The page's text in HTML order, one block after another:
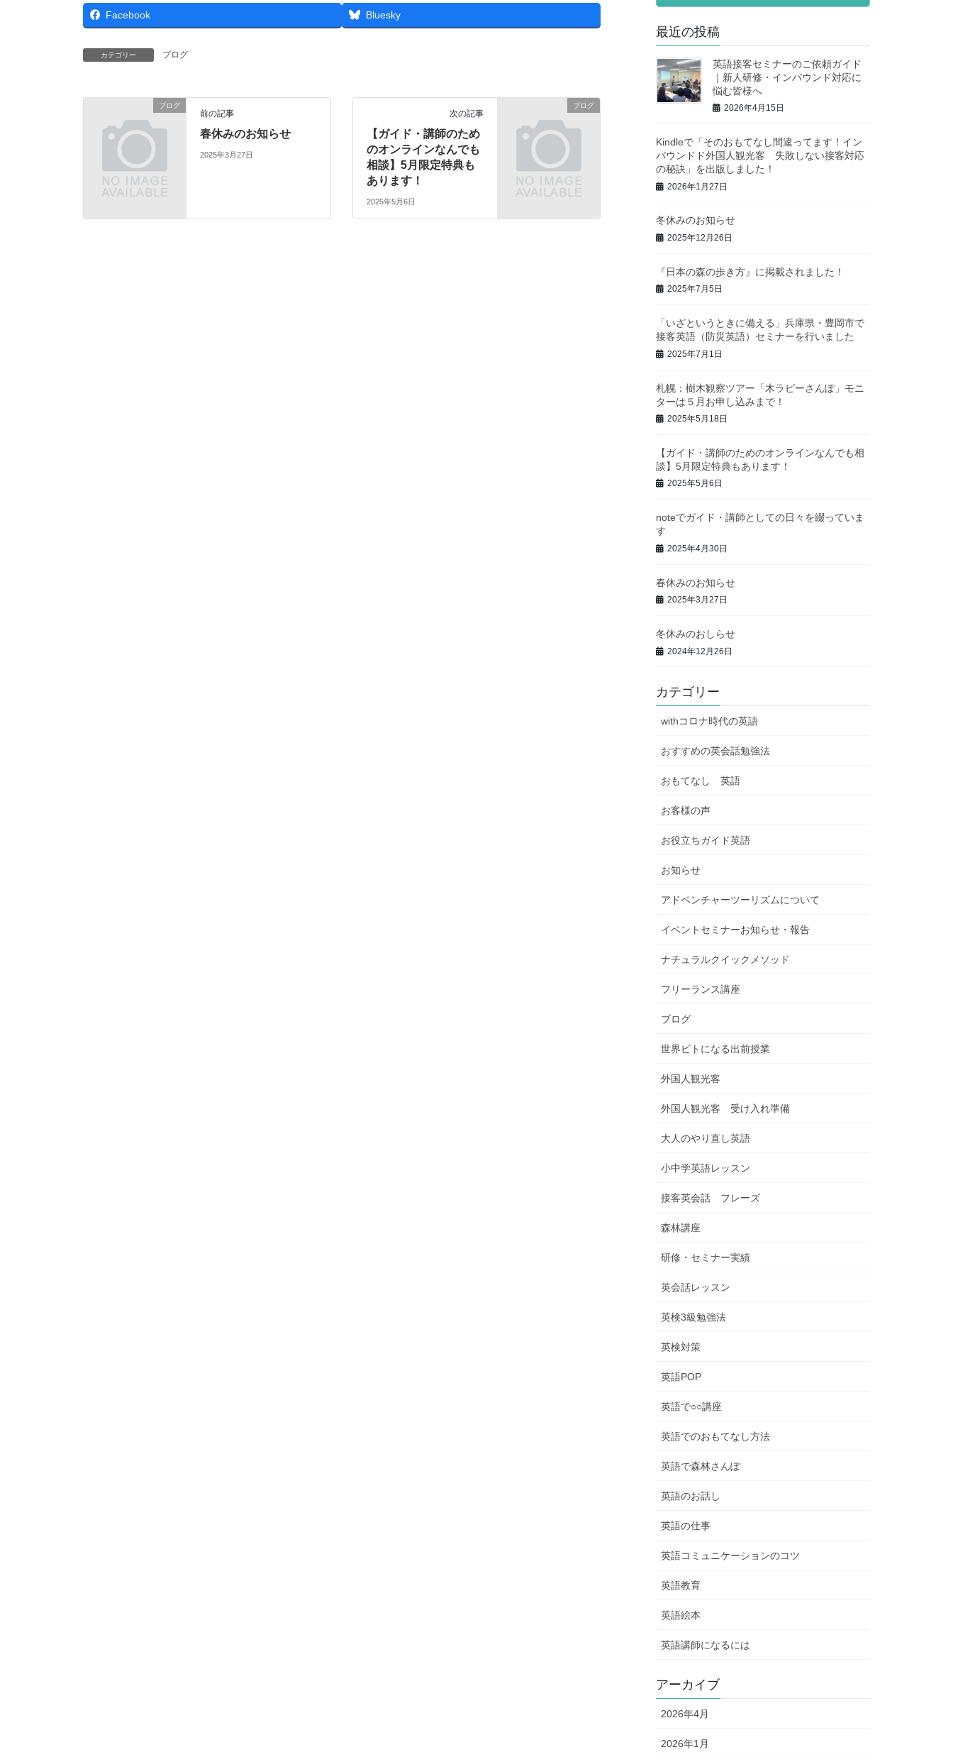
Facebook Bluesky
カテゴリー ブログ
ブログ
前の記事
春休みのお知らせ
2025年3月27日
ブログ
次の記事
【ガイド・講師のため
のオンラインなんでも
相談】5月限定特典も
あります！
2025年5月6日
最近の投稿
英語接客セミナーのご依頼ガイド
｜新人研修・インバウンド対応に
悩む皆様へ
2026年4月15日
Kindleで「そのおもてなし間違ってます！イン
バウンドド外国人観光客 失敗しない接客対応
の秘訣」を出版しました！
2026年1月27日
冬休みのお知らせ
2025年12月26日
『日本の森の歩き方』に掲載されました！
2025年7月5日
「いざというときに備える」兵庫県・豊岡市で
接客英語（防災英語）セミナーを行いました
2025年7月1日
札幌：樹木観察ツアー「木ラピーさんぽ」モニ
ターは５月お申し込みまで！
2025年5月18日
【ガイド・講師のためのオンラインなんでも相
談】5月限定特典もあります！
2025年5月6日
noteでガイド・講師としての日々を綴っていま
す
2025年4月30日
春休みのお知らせ
2025年3月27日
冬休みのおしらせ
2024年12月26日
カテゴリー
withコロナ時代の英語
おすすめの英会話勉強法
おもてなし 英語
お客様の声
お役立ちガイド英語
お知らせ
アドベンチャーツーリズムについて
イベントセミナーお知らせ・報告
ナチュラルクイックメソッド
フリーランス講座
ブログ
世界ビトになる出前授業
外国人観光客
外国人観光客 受け入れ準備
大人のやり直し英語
小中学英語レッスン
接客英会話 フレーズ
森林講座
研修・セミナー実績
英会話レッスン
英検3級勉強法
英検対策
英語POP
英語で○○講座
英語でのおもてなし方法
英語で森林さんぽ
英語のお話し
英語の仕事
英語コミュニケーションのコツ
英語教育
英語絵本
英語講師になるには
アーカイブ
2026年4月
2026年1月